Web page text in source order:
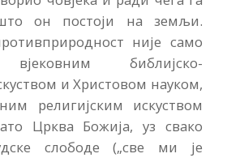
он постоји на земљи.
није само
вјековним библијско-
и Христовом науком,
религијским искуством
Црква Божија, уз свако
слободе („све ми је